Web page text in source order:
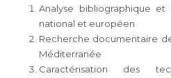
Analyse bibliographique
national et européen
Recherche documentaire
Méditerranée
Caractérisation des